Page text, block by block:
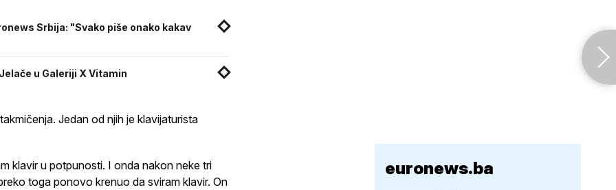
Srbija: "Svako piše onako kakav
u Galeriji X Vitamin
Jedan od njih je klavijaturista
klavir u potpunosti. I onda nakon neke tri
toga ponovo krenuo da sviram klavir. On
euronews.ba